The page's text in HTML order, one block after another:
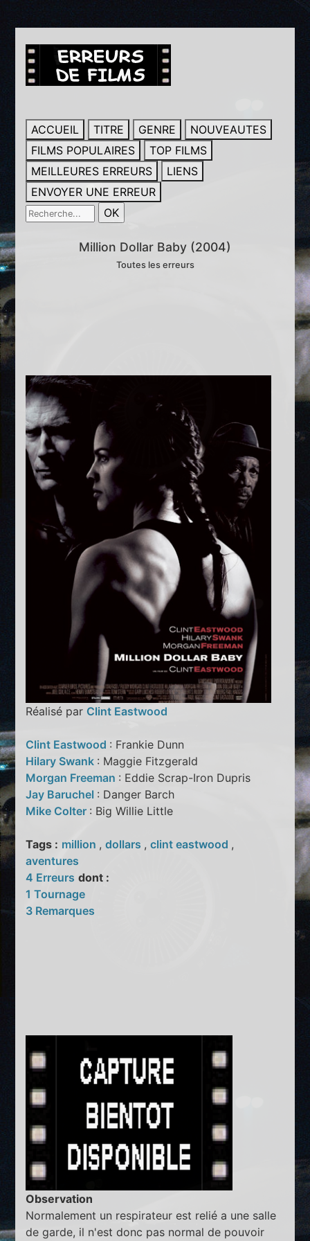
ACCUEIL TITRE GENRE
NOUVEAUTES
FILMS POPULAIRES
TOP FILMS
MEILLEURES ERREURS
LIENS
ENVOYER UNE ERREUR
Million Dollar Baby (2004)
Toutes les erreurs
Réalisé par Clint Eastwood
Clint Eastwood : Frankie Dunn
Hilary Swank : Maggie Fitzgerald
Morgan Freeman : Eddie Scrap-Iron Dupris
Jay Baruchel : Danger Barch
Mike Colter : Big Willie Little
Tags : million ,dollars ,clint eastwood ,
aventures
4 Erreurs dont :
1 Tournage
3 Remarques
Observation
Normalement un respirateur est relié a une salle
de garde, il n'est donc pas normal de pouvoir